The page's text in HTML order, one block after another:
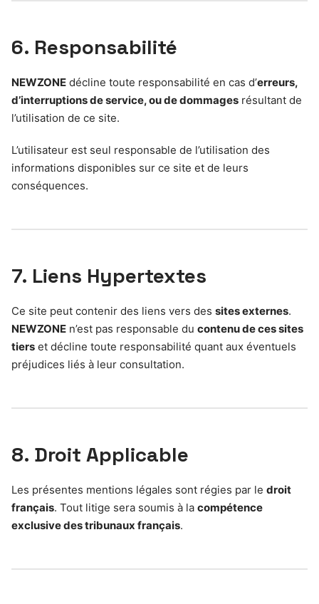
6. Responsabilité
NEWZONE décline toute responsabilité en cas d’erreurs,
d’interruptions de service, ou de dommages résultant de
l’utilisation de ce site.
L’utilisateur est seul responsable de l’utilisation des
informations disponibles sur ce site et de leurs
conséquences.
7. Liens Hypertextes
Ce site peut contenir des liens vers des sites externes.
NEWZONE n’est pas responsable du contenu de ces sites
tiers et décline toute responsabilité quant aux éventuels
préjudices liés à leur consultation.
8. Droit Applicable
Les présentes mentions légales sont régies par le droit
français. Tout litige sera soumis à la compétence
exclusive des tribunaux français.